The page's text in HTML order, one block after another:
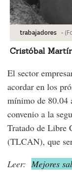
trabajadores -
Cristóbal
El sector
acordar en los
mínimo de 80.04
convenio a la
Tratado de Libre
(TLCAN), que
Leer: Mejores